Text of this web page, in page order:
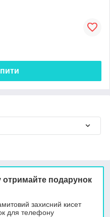
отримайте подарунок
захисний кисет
для телефону